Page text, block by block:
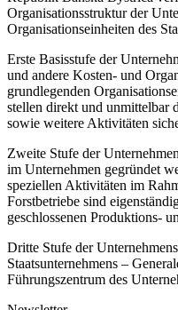
Organisationsstruktur der
Organisationseinheiten des
Erste Basisstufe der
und andere Kosten- und
grundlegenden
stellen direkt und unmittelbar
sowie weitere Aktivitäten
Zweite Stufe der
im Unternehmen gegründet
speziellen Aktivitäten im
Forstbetriebe sind
geschlossenen Produktions-
Dritte Stufe der
Staatsunternehmens –
Führungszentrum des